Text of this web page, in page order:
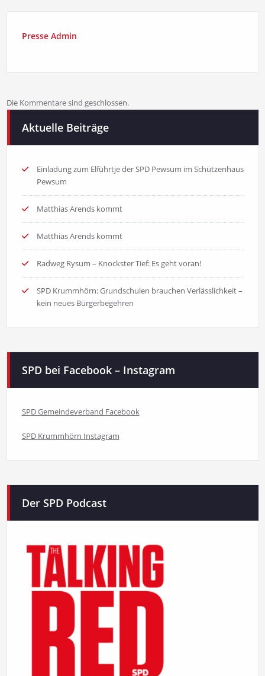
Presse Admin
Die Kommentare sind geschlossen.
Aktuelle Beiträge
Einladung zum Elführtje der SPD Pewsum im Schützenhaus
Pewsum
Matthias Arends kommt
Matthias Arends kommt
Radweg Rysum – Knockster Tief: Es geht voran!
SPD Krummhörn: Grundschulen brauchen Verlässlichkeit –
kein neues Bürgerbegehren
SPD bei Facebook – Instagram
SPD Gemeindeverband Facebook
SPD Krummhörn Instagram
Der SPD Podcast